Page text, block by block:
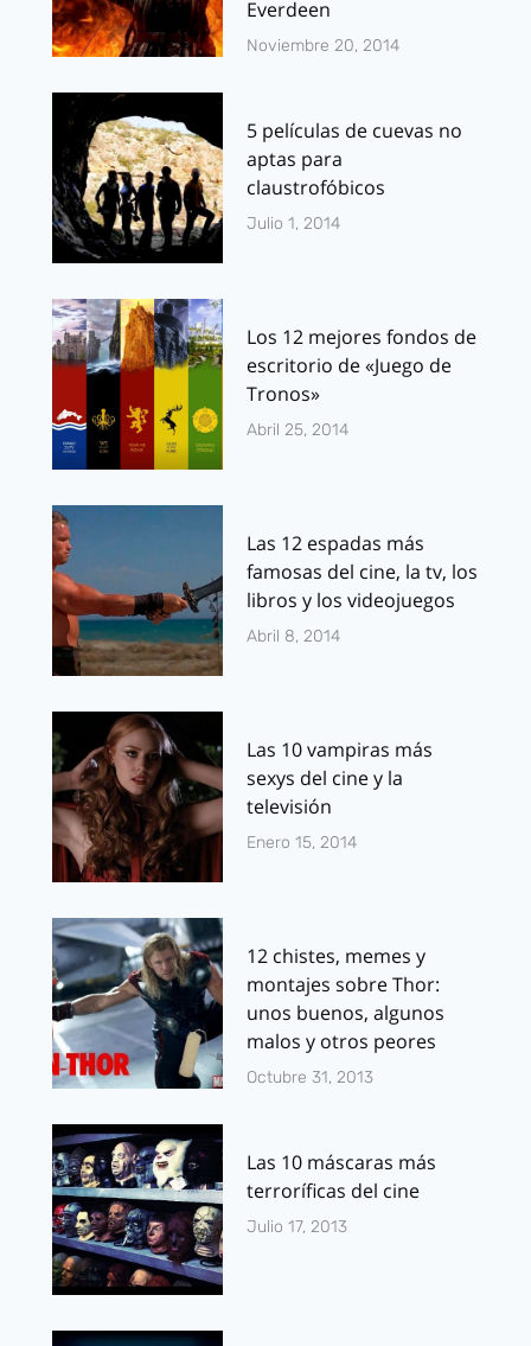
Everdeen
Noviembre 20, 2014
5 películas de cuevas no
aptas para
claustrofóbicos
Julio 1, 2014
Los 12 mejores fondos de
escritorio de «Juego de
Tronos»
Abril 25, 2014
Las 12 espadas más
famosas del cine, la tv, los
libros y los videojuegos
Abril 8, 2014
Las 10 vampiras más
sexys del cine y la
televisión
Enero 15, 2014
12 chistes, memes y
montajes sobre Thor:
unos buenos, algunos
malos y otros peores
Octubre 31, 2013
Las 10 máscaras más
terroríficas del cine
Julio 17, 2013